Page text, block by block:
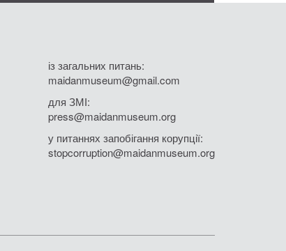
із загальних питань:
maidanmuseum@gmail.com
для ЗМІ:
press@maidanmuseum.org
у питаннях запобігання корупції:
stopcorruption@maidanmuseum.org